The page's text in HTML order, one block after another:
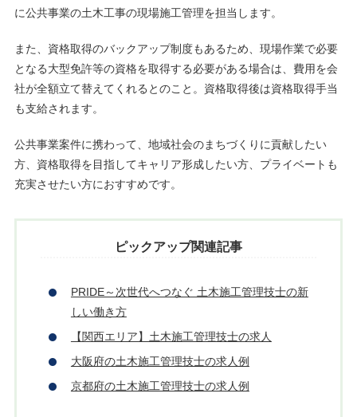
に公共事業の土木工事の現場施工管理を担当します。
また、資格取得のバックアップ制度もあるため、現場作業で必要
となる大型免許等の資格を取得する必要がある場合は、費用を会
社が全額立て替えてくれるとのこと。資格取得後は資格取得手当
も支給されます。
公共事業案件に携わって、地域社会のまちづくりに貢献したい
方、資格取得を目指してキャリア形成したい方、プライベートも
充実させたい方におすすめです。
ピックアップ関連記事
PRIDE～次世代へつなぐ 土木施工管理技士の新
しい働き方
【関西エリア】土木施工管理技士の求人
大阪府の土木施工管理技士の求人例
京都府の土木施工管理技士の求人例